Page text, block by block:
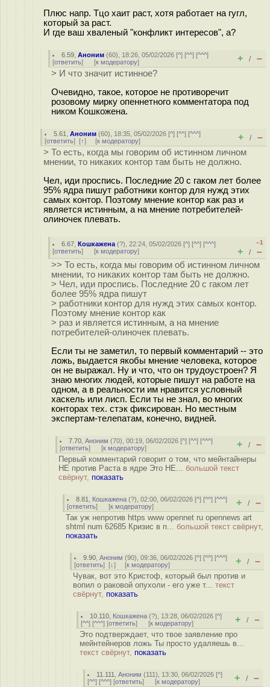
Плюс напр. Тцо хаит раст, хотя работает на гугл,
который за раст.
И где ваш хваленый "конфликт интересов", а?
6.59 ,Аноним (60), 18:26, 05/02/2026 [^] [^^] [^^^]
[ответить] [к модератору] + / –
> И что значит истинное?
Очевидно, такое, которое не противоречит
розовому мирку опеннетного комментатора под
ником Кошкожена.
5.61 ,Аноним (60), 18:35, 05/02/2026 [^] [^^] [^^^]
[ответить] [↑] [к модератору] + / –
> То есть, когда мы говорим об истинном личном
мнении, то никаких контор там быть не должно.
Чел, иди проспись. Последние 20 с гаком лет более
95% ядра пишут работники контор для нужд этих
самых контор. Поэтому мнение контор как раз и
является истинным, а на мнение потребителей-
олиночек плевать.
6.67 ,Кошкажена (?), 22:24, 05/02/2026 [^] [^^] [^^^]
[ответить] [к модератору]
–1
+ / –
>> То есть, когда мы говорим об истинном личном
мнении, то никаких контор там быть не должно.
> Чел, иди проспись. Последние 20 с гаком лет
более 95% ядра пишут
> работники контор для нужд этих самых контор.
Поэтому мнение контор как
> раз и является истинным, а на мнение
потребителей-олиночек плевать.
Если ты не заметил, то первый комментарий -- это
ложь, выдается якобы мнение человека, которое
он не выражал. Ну и что, что он трудоустроен? Я
знаю многих людей, которые пишут на работе на
одном, а в реальности им нравится условный
хаскель или лисп. Если ты не знал, во многих
конторах тех. стэк фиксирован. Но местным
экспертам-телепатам, конечно, видней.
7.70 ,Аноним (70), 00:19, 06/02/2026 [^] [^^] [^^^]
[ответить] [к модератору] + / –
Первый комментарий говорит о том, что мейнтайнеры
НЕ против Раста в ядре Это НЕ... большой текст
свёрнут, показать
8.81 Кошкажена (?), 02:00, 06/02/2026 [^] [^^] [^^^]
[ответить] [к модератору] + / –
Так уж непротив https www opennet ru opennews art
shtml num 62685 Кризис в п... большой текст свёрнут,
показать
9.90 ,Аноним (90), 09:36, 06/02/2026 [^] [^^] [^^^]
[ответить] [↓] [к модератору] + / –
Чувак, вот это Кристоф, который был против и
вопил о раковой опухоли - его уже т... текст
свёрнут, показать
10.110 Кошкажена (?), 13:28, 06/02/2026 [^]
[^^] [^^^] [ответить] [к модератору] + / –
Это подтверждает, что твое заявление про
мейнтейнеров ложь Ты просто удаляешь в...
текст свёрнут, показать
11.111 ,Аноним (111), 13:30, 06/02/2026 [^]
[^^] [^^^] [ответить] [к модератору] + / –